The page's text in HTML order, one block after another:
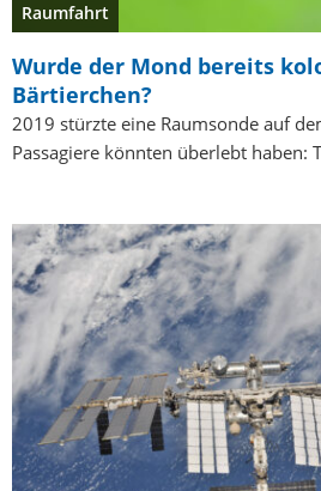
Raumfahrt
Wurde der Mond bereits
Bärtierchen?
2019 stürzte eine Raumsonde auf
Passagiere könnten überlebt haben: